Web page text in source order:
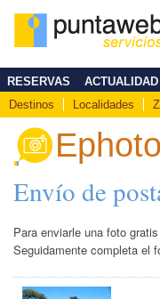
RESERVAS ACTUALIDAD
Destinos
Localidades
Ephoto
Envío de
Para enviarle una foto
Seguidamente completa el